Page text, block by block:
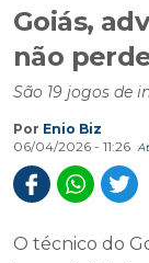
Goiás,
não
São 19 jogos de
Por Enio Biz
06/04/2026 - 11:26
O técnico do